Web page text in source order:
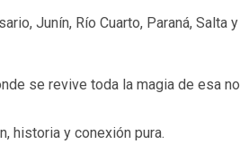
Junín, Río Cuarto, Paraná, Salta
se revive toda la magia de esa
historia y conexión pura.